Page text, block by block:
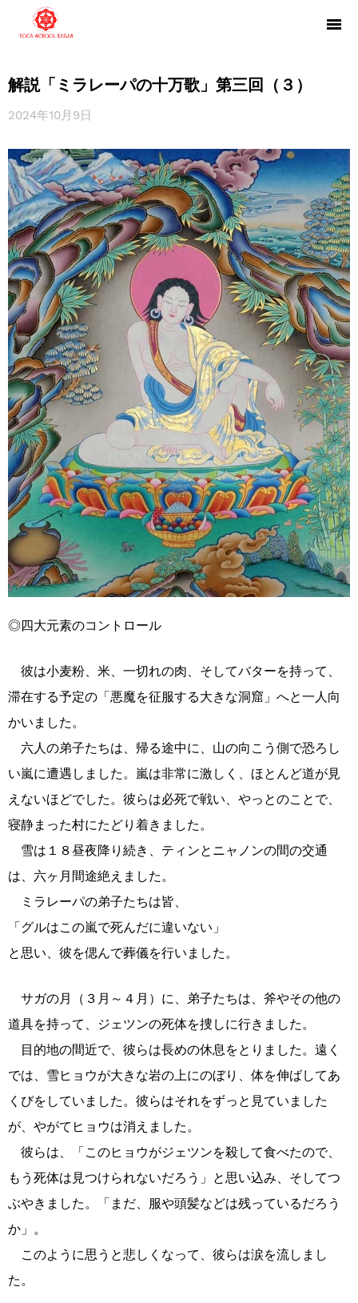
解説「ミラレーパの十万歌」第三回（３）
2024年10月9日
◎四大元素のコントロール
彼は小麦粉、米、一切れの肉、そしてバターを持って、
滞在する予定の「悪魔を征服する大きな洞窟」へと一人向
かいました。
六人の弟子たちは、帰る途中に、山の向こう側で恐ろし
い嵐に遭遇しました。嵐は非常に激しく、ほとんど道が見
えないほどでした。彼らは必死で戦い、やっとのことで、
寝静まった村にたどり着きました。
雪は１８昼夜降り続き、ティンとニャノンの間の交通
は、六ヶ月間途絶えました。
ミラレーパの弟子たちは皆、
「グルはこの嵐で死んだに違いない」
と思い、彼を偲んで葬儀を行いました。
サガの月（３月～４月）に、弟子たちは、斧やその他の
道具を持って、ジェツンの死体を捜しに行きました。
目的地の間近で、彼らは長めの休息をとりました。遠く
では、雪ヒョウが大きな岩の上にのぼり、体を伸ばしてあ
くびをしていました。彼らはそれをずっと見ていました
が、やがてヒョウは消えました。
彼らは、「このヒョウがジェツンを殺して食べたので、
もう死体は見つけられないだろう」と思い込み、そしてつ
ぶやきました。「まだ、服や頭髪などは残っているだろう
か」。
このように思うと悲しくなって、彼らは涙を流しまし
た。